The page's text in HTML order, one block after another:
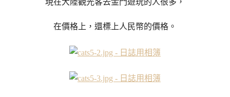
在價格上，還標上人民幣的價格。